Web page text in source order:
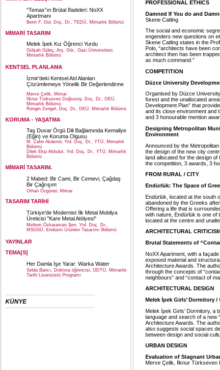
“Temas”ın Brütal İfadeleri: NoXX
Apartmanı
Berin F. Gür, Doç. Dr., TEDÜ, Mimarlık Bölümü
MİMARİ TASARIM
Melek İpek Kız Öğrenci Yurdu
Gülşah Güleç, Arş. Gör., Gazi Üniversitesi,
Mimarlık Bölümü
KENTSEL PLANLAMA
İzmir’deki Kentsel Atıl Alanları
Çözümlemeye Yönelik Bir Değerlendirme
Merve Çelik, Mimar
İlknur Türkseven Doğrusoy, Doç. Dr., DEÜ,
Mimarlık Bölümü
Rengin Zengel, Doç. Dr., DEÜ, Mimarlık Bölümü
KORUMA - YAŞATMA
Taş Duvar Örgü Dili Bağlamında Kemaliye
(Eğin) ve Koruma Olgusu
M. Zafer Akdemir, Yrd. Doç. Dr., YTÜ, Mimarlık
Bölümü
Dilek Ekşi Akbulut, Yrd. Doç. Dr., YTÜ, Mimarlık
Bölümü
MİMARİ TASARIM.
2 Mabed: Bir Cami, Bir Cemevi, Çağdaş
Bir Çağrışım
Orhan Özgüner, Mimar
TASARIM TARİHİ
Türkiye'de Modernist İlk Metal Mobilya
Üreticisi "Kare Metal Atölyesi"
Meltem Özkaraman Şen, Yrd. Doç. Dr.,
MSGSÜ, Endüstri Ürünleri Tasarımı Bölümü
YAYINLAR
TEMA[S]
Her Damla İşe Yarar: Warka Water
Selda Bancı, Doktora öğrencisi, ODTÜ, Mimarlık
Tarihi Lisansüstü Programı
KÜNYE
PROFESSIONAL ETHICS
Damned If You do and
Skene Catling
The social and economic
engenders new questions on
Skene Catling states in the
Polo, “architects have been
architect then has been
as much command.”
COMPETITION
Düzce University
Organised by Düzce
forest and the unallocated
Development Plan” that
and its close environment and
and 3 honourable mention
Designing Metropolitan
Environment
Announced by the
the design of the new city
land allocated for the design
the competition, 3 awards, 3
FROM RURAL / CITY
Endürlük: The Space of
Endürlük, located at the south
abandoned by the Greeks
Offering a life that is
with nature, Endürlük is one of
located at the centre and
ARCHITECTURAL
Brutal Statements of
NoXX Apartment, with a
exposed material and
Architecture Awards. The
through the concepts of
neighbours” and “contact of
ARCHITECTURAL DESIGN
Melek İpek Girls’ Dormitory /
Melek İpek Girls’ Dormitory, a
language and search of a new
Architecture Awards. The
also suggests social spaces
between design and social
URBAN DESIGN
Evaluation of Stagnant
Merve Çelik, İlknur Türkseven